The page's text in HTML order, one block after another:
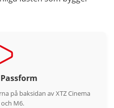
på baksidan av XTZ Cinema
och M6.